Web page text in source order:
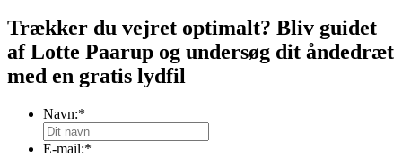
Trækker du vejret optimalt? Bliv guidet
af Lotte Paarup og undersøg dit åndedræt
med en gratis lydfil
Navn:*
E-mail:*